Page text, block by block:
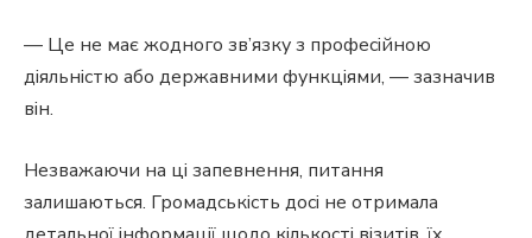
— Це не має жодного зв’язку з професійною
діяльністю або державними функціями, — зазначив
він.
Незважаючи на ці запевнення, питання
залишаються. Громадськість досі не отримала